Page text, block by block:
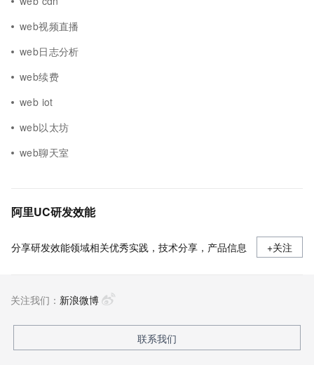
web视频直播
web日志分析
web续费
web iot
web以太坊
web聊天室
阿里UC研发效能
分享研发效能领域相关优秀实践，技术分享，产品信息 +关注
关注我们： 新浪微博
联系我们